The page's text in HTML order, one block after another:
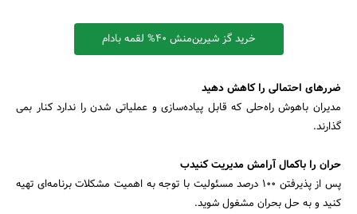
خرید گز شیرین‌منش ۴۰% لقمه بادام
ضررهای احتمالی را کاهش دهید
مدیران باهوش راه‌حلی که قابل پیاده‌سازی و عملیاتی شدن را ندارد کنار بمی
گذارند.
حران را باکمال آرامش مدیریت کنیدب
پس از پذیرفتن ۱۰۰ درصد مسئولیت با توجه به اهمیت مشکلات برنامه‌ای تهیه
کنید و به حل بحران مشغول شوید.